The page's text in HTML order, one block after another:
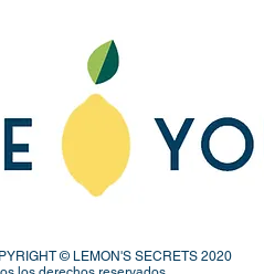
© LEMON'S SECRETS 2020